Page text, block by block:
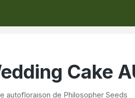
Cake
autofloraison de Philosopher Seeds